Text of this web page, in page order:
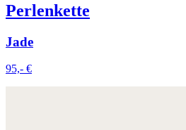
Perlenkette
Jade
95,- €